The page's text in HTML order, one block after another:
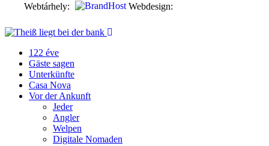
Webtárhely:
Webdesign:
122 éve
Gäste sagen
Unterkünfte
Casa Nova
Vor der Ankunft
Jeder
Angler
Welpen
Digitale Nomaden